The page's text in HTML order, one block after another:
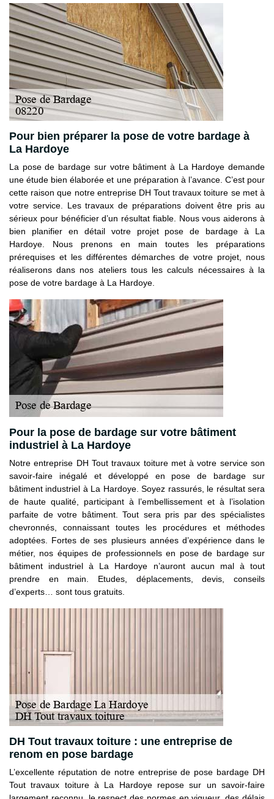
Pour bien préparer la pose de votre bardage à
La Hardoye
La pose de bardage sur votre bâtiment à La Hardoye demande
une étude bien élaborée et une préparation à l’avance. C’est pour
cette raison que notre entreprise DH Tout travaux toiture se met à
votre service. Les travaux de préparations doivent être pris au
sérieux pour bénéficier d’un résultat fiable. Nous vous aiderons à
bien planifier en détail votre projet pose de bardage à La
Hardoye. Nous prenons en main toutes les préparations
prérequises et les différentes démarches de votre projet, nous
réaliserons dans nos ateliers tous les calculs nécessaires à la
pose de votre bardage à La Hardoye.
Pour la pose de bardage sur votre bâtiment
industriel à La Hardoye
Notre entreprise DH Tout travaux toiture met à votre service son
savoir-faire inégalé et développé en pose de bardage sur
bâtiment industriel à La Hardoye. Soyez rassurés, le résultat sera
de haute qualité, participant à l’embellissement et à l’isolation
parfaite de votre bâtiment. Tout sera pris par des spécialistes
chevronnés, connaissant toutes les procédures et méthodes
adoptées. Fortes de ses plusieurs années d’expérience dans le
métier, nos équipes de professionnels en pose de bardage sur
bâtiment industriel à La Hardoye n’auront aucun mal à tout
prendre en main. Etudes, déplacements, devis, conseils
d’experts… sont tous gratuits.
DH Tout travaux toiture : une entreprise de
renom en pose bardage
L’excellente réputation de notre entreprise de pose bardage DH
Tout travaux toiture à La Hardoye repose sur un savoir-faire